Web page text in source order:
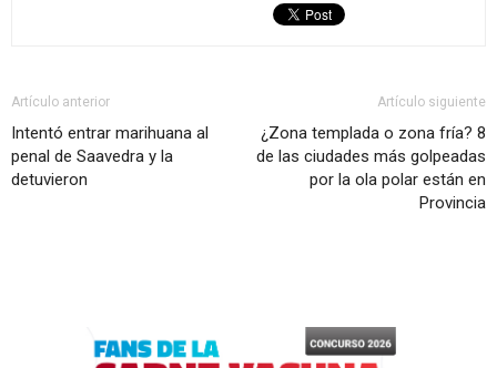
Artículo anterior
Intentó entrar marihuana al
penal de Saavedra y la
detuvieron
Artículo siguiente
¿Zona templada o zona fría? 8
de las ciudades más golpeadas
por la ola polar están en
Provincia